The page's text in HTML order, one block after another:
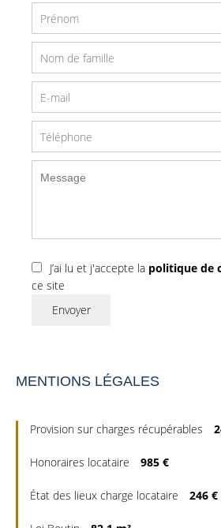
J’ai lu et j'accepte la politique de
ce site
Envoyer
MENTIONS LÉGALES
Provision sur charges récupérables
Honoraires locataire 985 €
État des lieux charge locataire 246 €